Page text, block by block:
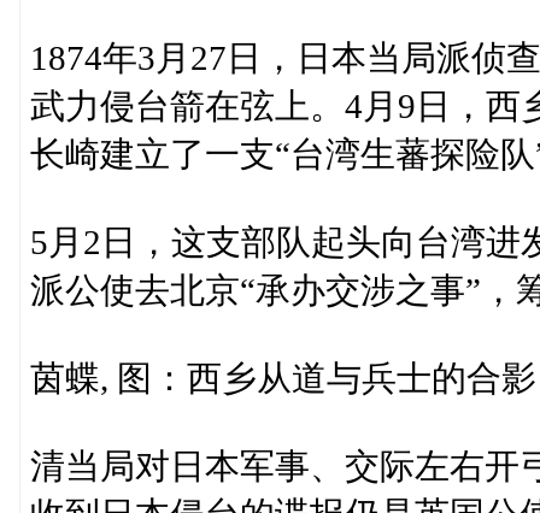
1874年3月27日，日本当局派侦
武力侵台箭在弦上。4月9日，
长崎建立了一支“台湾生蕃探险
5月2日，这支部队起头向台湾
派公使去北京“承办交涉之事”，
茵蝶, 图：西乡从道与兵士的合影
清当局对日本军事、交际左右开